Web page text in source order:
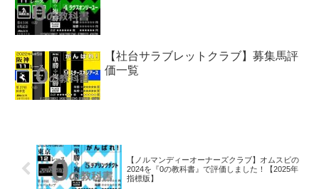
【社台サラブレットクラブ】募集馬評
価一覧
【ノルマンディーオーナーズクラブ】オムスビの
2024を『0の教科書』で評価しました！【2025年
指標版】